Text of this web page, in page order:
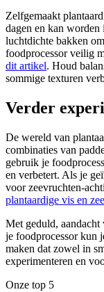
Zelfgemaakt
dagen en kan
luchtdichte bakken
foodprocessor veilig
dit artikel. Houd
sommige texturen
Verder
De wereld van
combinaties van
gebruik je
en verbetert. Als je
voor zeevruchten-
plantaardige vis en
Met geduld,
je foodprocessor kun
maken dat zowel in
experimenteren en
Onze top 5